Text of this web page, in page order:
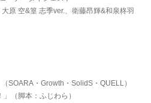
原 空&篁 志季ver.、衛藤昂輝&和泉柊羽
SOARA・Growth・SolidS・QUELL）
（脚本：ふじわら）